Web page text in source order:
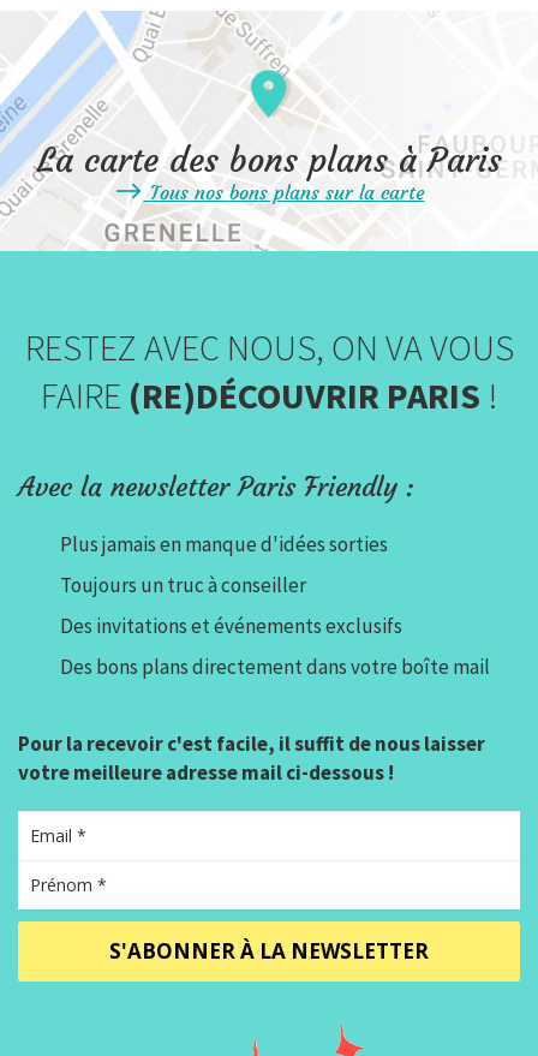
La carte des bons plans à Paris
Tous nos bons plans sur la carte
RESTEZ AVEC NOUS, ON VA VOUS
FAIRE (RE)DÉCOUVRIR PARIS !
Avec la newsletter Paris Friendly :
Plus jamais en manque d'idées sorties
Toujours un truc à conseiller
Des invitations et événements exclusifs
Des bons plans directement dans votre boîte mail
Pour la recevoir c'est facile, il suffit de nous laisser
votre meilleure adresse mail ci-dessous !
S'ABONNER À LA NEWSLETTER